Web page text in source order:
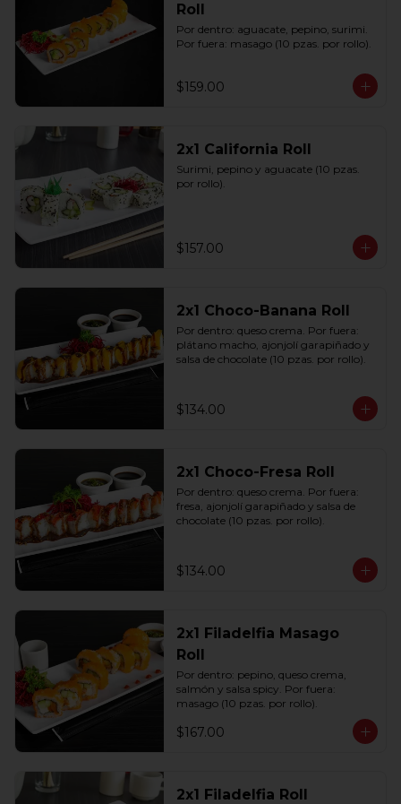
Roll
Por dentro: aguacate, pepino, surimi.
Por fuera: masago (10 pzas. por rollo).
$159.00
2x1 California Roll
Surimi, pepino y aguacate (10 pzas.
por rollo).
$157.00
2x1 Choco-Banana Roll
Por dentro: queso crema. Por fuera:
plátano macho, ajonjolí garapiñado y
salsa de chocolate (10 pzas. por rollo).
$134.00
2x1 Choco-Fresa Roll
Por dentro: queso crema. Por fuera:
fresa, ajonjolí garapiñado y salsa de
chocolate (10 pzas. por rollo).
$134.00
2x1 Filadelfia Masago
Roll
Por dentro: pepino, queso crema,
salmón y salsa spicy. Por fuera:
masago (10 pzas. por rollo).
$167.00
2x1 Filadelfia Roll